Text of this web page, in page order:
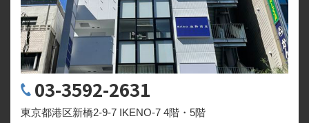
03-3592-2631
東京都港区新橋2-9-7 IKENO-7 4階・5階